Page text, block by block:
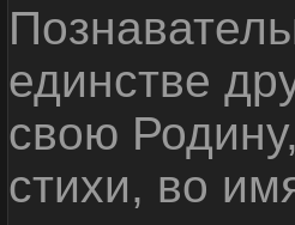
единстве
свою
стихи, во